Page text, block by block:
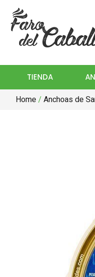
TIENDA
Home/ Anchoas de